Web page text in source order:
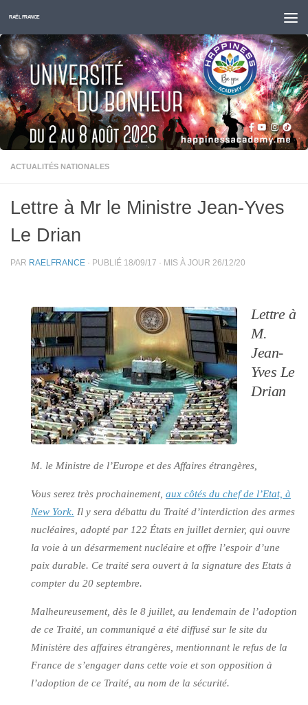
Skip to content
RAËL FRANCE
ACTUALITÉS NATIONALES
Lettre à Mr le Ministre Jean-Yves
Le Drian
PAR RAELFRANCE · PUBLIÉ 18/09/17 · MIS À JOUR 26/12/20
Lettre à
M.
Jean-
Yves Le
Drian
M. le Ministre de l’Europe et des Affaires étrangères,
Vous serez très prochainement, aux côtés du chef de l’Etat, à
New York. Il y sera débattu du Traité d’interdiction des armes
nucléaires, adopté par 122 États en juillet dernier, qui ouvre
la voie à un désarmement nucléaire et offre l’espoir d’une
paix durable. Ce traité sera ouvert à la signature des Etats à
compter du 20 septembre.
Malheureusement, dès le 8 juillet, au lendemain de l’adoption
de ce Traité, un communiqué a été diffusé sur le site du
Ministère des affaires étrangères, mentionnant le refus de la
France de s’engager dans cette voie et son opposition à
l’adoption de ce Traité, au nom de la sécurité.